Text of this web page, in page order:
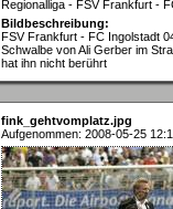
Regionalliga - FSV Frankfurt -
Bildbeschreibung:
FSV Frankfurt - FC Ingolstadt
Schwalbe von Ali Gerber im
hat ihn nicht berührt
fink_gehtvomplatz.jpg
Aufgenommen: 2008-05-25